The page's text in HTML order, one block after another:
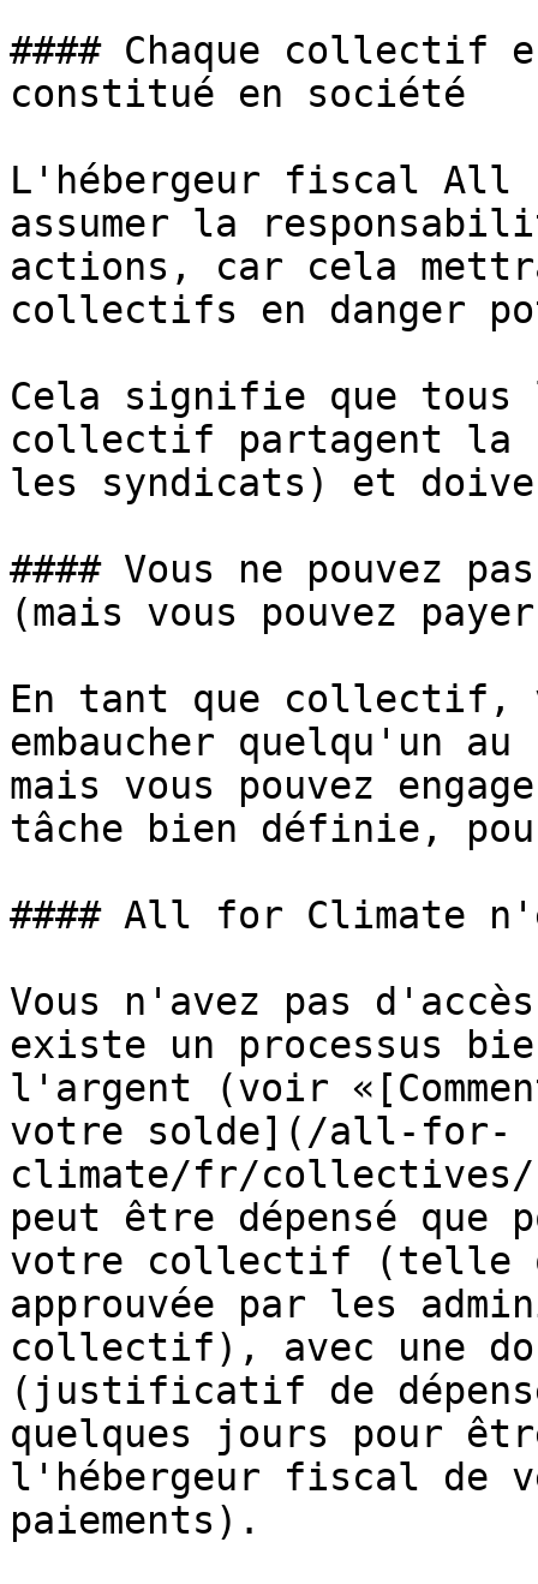
#### Chaque collectif
constitué en société
L'hébergeur fiscal All
assumer la
actions, car cela
collectifs en danger
Cela signifie que tous
collectif partagent la
les syndicats) et
#### Vous ne pouvez
(mais vous pouvez
En tant que collectif,
embaucher quelqu'un
mais vous pouvez
tâche bien définie,
#### All for Climate
Vous n'avez pas
existe un processus
l'argent (voir
votre solde](/all-for-
climate/fr/collectives/
peut être dépensé que
votre collectif (telle
approuvée par les
collectif), avec une
(justificatif de
quelques jours pour
l'hébergeur fiscal
paiements).